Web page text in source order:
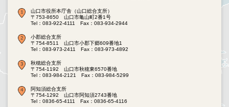
山口市役所本庁舎（山口総合支所）
〒753-8650 山口市亀山町2番1号
Tel：083-922-4111
Fax：083-934-2944
小郡総合支所
〒754-8511 山口市小郡下郷609番地1
Tel：083-973-2411
Fax：083-973-4892
秋穂総合支所
〒754-1192 山口市秋穂東6570番地
Tel：083-984-2121
Fax：083-984-5299
阿知須総合支所
〒754-1292 山口市阿知須2743番地
Tel：0836-65-4111
Fax：0836-65-4116